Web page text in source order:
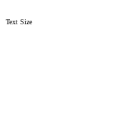
Text Size